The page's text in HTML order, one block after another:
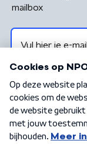
mailbox
Algemene